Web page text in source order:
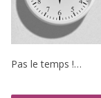
Pas le temps !…